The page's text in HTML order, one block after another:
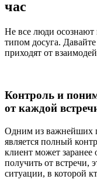
час
Не все люди
типом досуга.
приходят от
Контроль и
от каждой
Одним из важнейших
является полный
клиент может заранее
получить от встречи,
ситуации, в которой